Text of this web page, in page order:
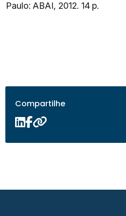
Paulo: ABAI, 2012. 14 p.
Compartilhe